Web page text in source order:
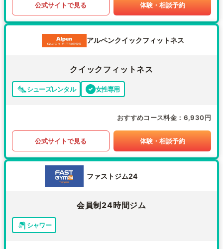
公式サイトで見る 体験・相談予約
アルペンクイックフィットネス
クイックフィットネス
シューズレンタル 女性専用
おすすめコース料金 6,930円
公式サイトで見る 体験・相談予約
ファストジム24
会員制24時間ジム
シャワー